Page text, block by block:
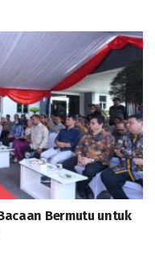
Bermutu untuk